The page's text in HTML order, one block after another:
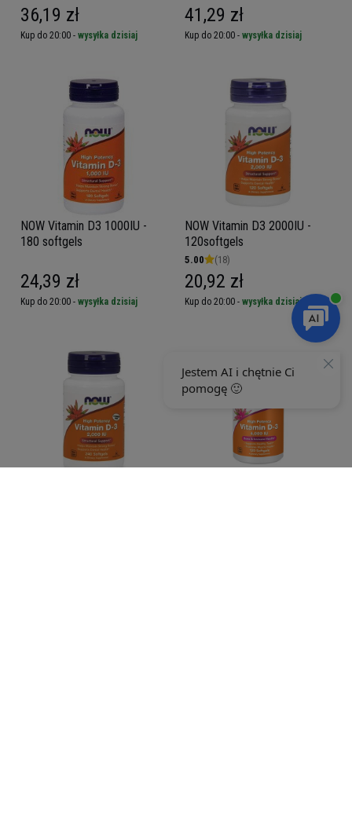
36,19 zł
Kup do 20:00 - wysyłka dzisiaj
41,29 zł
Kup do 20:00 - wysyłka dzisiaj
NOW Vitamin D3 1000IU -
180 softgels
24,39 zł
Kup do 20:00 - wysyłka dzisiaj
NOW Vitamin D3 2000IU -
120softgels
5.00 (18)
20,92 zł
Kup do 20:00 - wysyłka dzisiaj